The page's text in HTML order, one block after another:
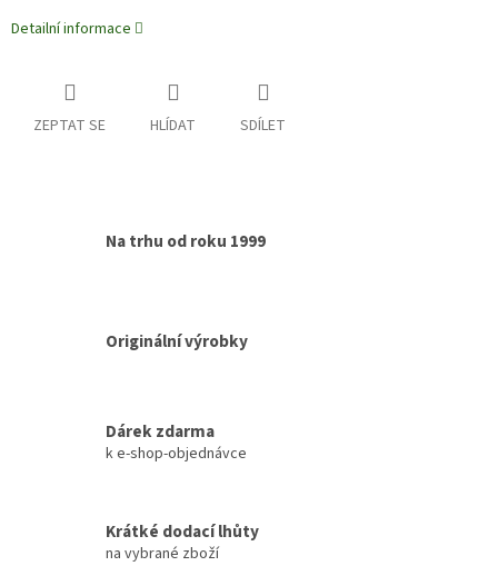
Detailní informace
ZEPTAT SE HLÍDAT SDÍLET
Na trhu od roku 1999
Originální výrobky
Dárek zdarma
k e-shop-objednávce
Krátké dodací lhůty
na vybrané zboží